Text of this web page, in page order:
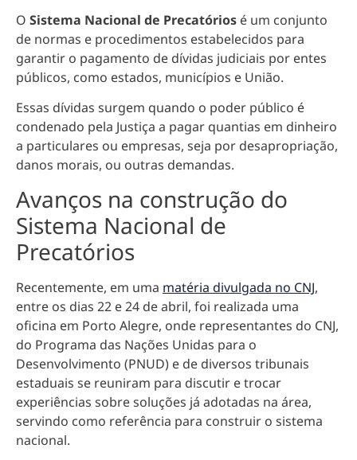
O Sistema Nacional de Precatórios é um conjunto
de normas e procedimentos estabelecidos para
garantir o pagamento de dívidas judiciais por entes
públicos, como estados, municípios e União.
Essas dívidas surgem quando o poder público é
condenado pela Justiça a pagar quantias em dinheiro
a particulares ou empresas, seja por desapropriação,
danos morais, ou outras demandas.
Avanços na construção do
Sistema Nacional de
Precatórios
Recentemente, em uma matéria divulgada no CNJ,
entre os dias 22 e 24 de abril, foi realizada uma
oficina em Porto Alegre, onde representantes do CNJ,
do Programa das Nações Unidas para o
Desenvolvimento (PNUD) e de diversos tribunais
estaduais se reuniram para discutir e trocar
experiências sobre soluções já adotadas na área,
servindo como referência para construir o sistema
nacional.